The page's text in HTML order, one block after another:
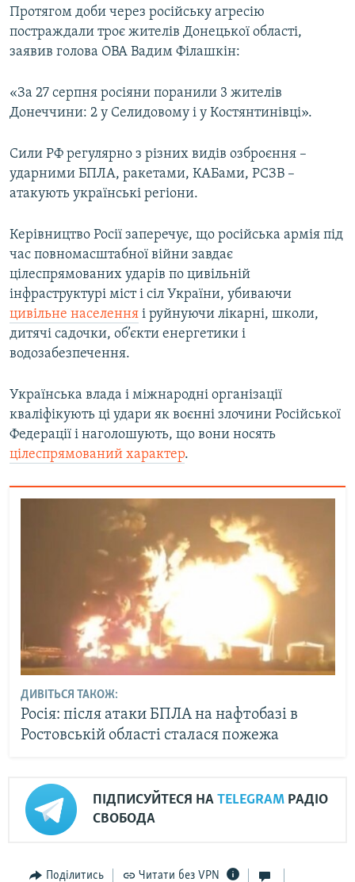
Протягом доби через російську агресію
постраждали троє жителів Донецької області,
заявив голова ОВА Вадим Філашкін:
«За 27 серпня росіяни поранили 3 жителів
Донеччини: 2 у Селидовому і у Костянтинівці».
Сили РФ регулярно з різних видів озброєння –
ударними БПЛА, ракетами, КАБами, РСЗВ –
атакують українські регіони.
Керівництво Росії заперечує, що російська армія під
час повномасштабної війни завдає
цілеспрямованих ударів по цивільній
інфраструктурі міст і сіл України, убиваючи
цивільне населення і руйнуючи лікарні, школи,
дитячі садочки, об’єкти енергетики і
водозабезпечення.
Українська влада і міжнародні організації
кваліфікують ці удари як воєнні злочини Російської
Федерації і наголошують, що вони носять
цілеспрямований характер.
ДИВІТЬСЯ ТАКОЖ:
Росія: після атаки БПЛА на нафтобазі в
Ростовській області сталася пожежа
ПІДПИСУЙТЕСЯ НА TELEGRAM РАДІО
СВОБОДА
Поділитись Читати без VPN